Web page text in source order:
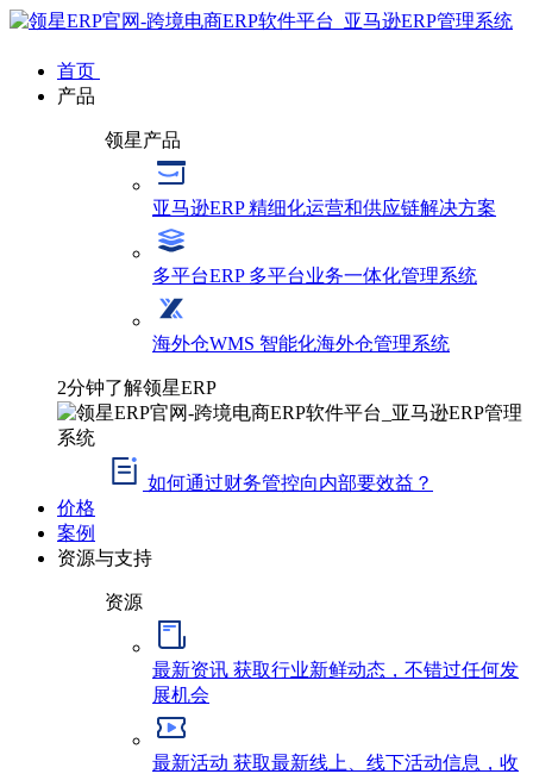
首页
产品
领星产品
亚马逊ERP精细化运营和供应链解决方案
多平台ERP 多平台业务一体化管理系统
海外仓WMS 智能化海外仓管理系统
2分钟了解领星ERP
如何通过财务管控向内部要效益？
价格
案例
资源与支持
资源
最新资讯 获取行业新鲜动态，不错过任何发
展机会
最新活动 获取最新线上、线下活动信息，收